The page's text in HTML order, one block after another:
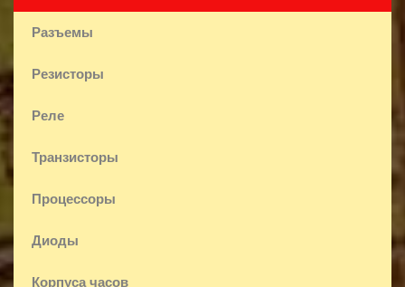
Разъемы
Резисторы
Реле
Транзисторы
Процессоры
Диоды
Корпуса часов